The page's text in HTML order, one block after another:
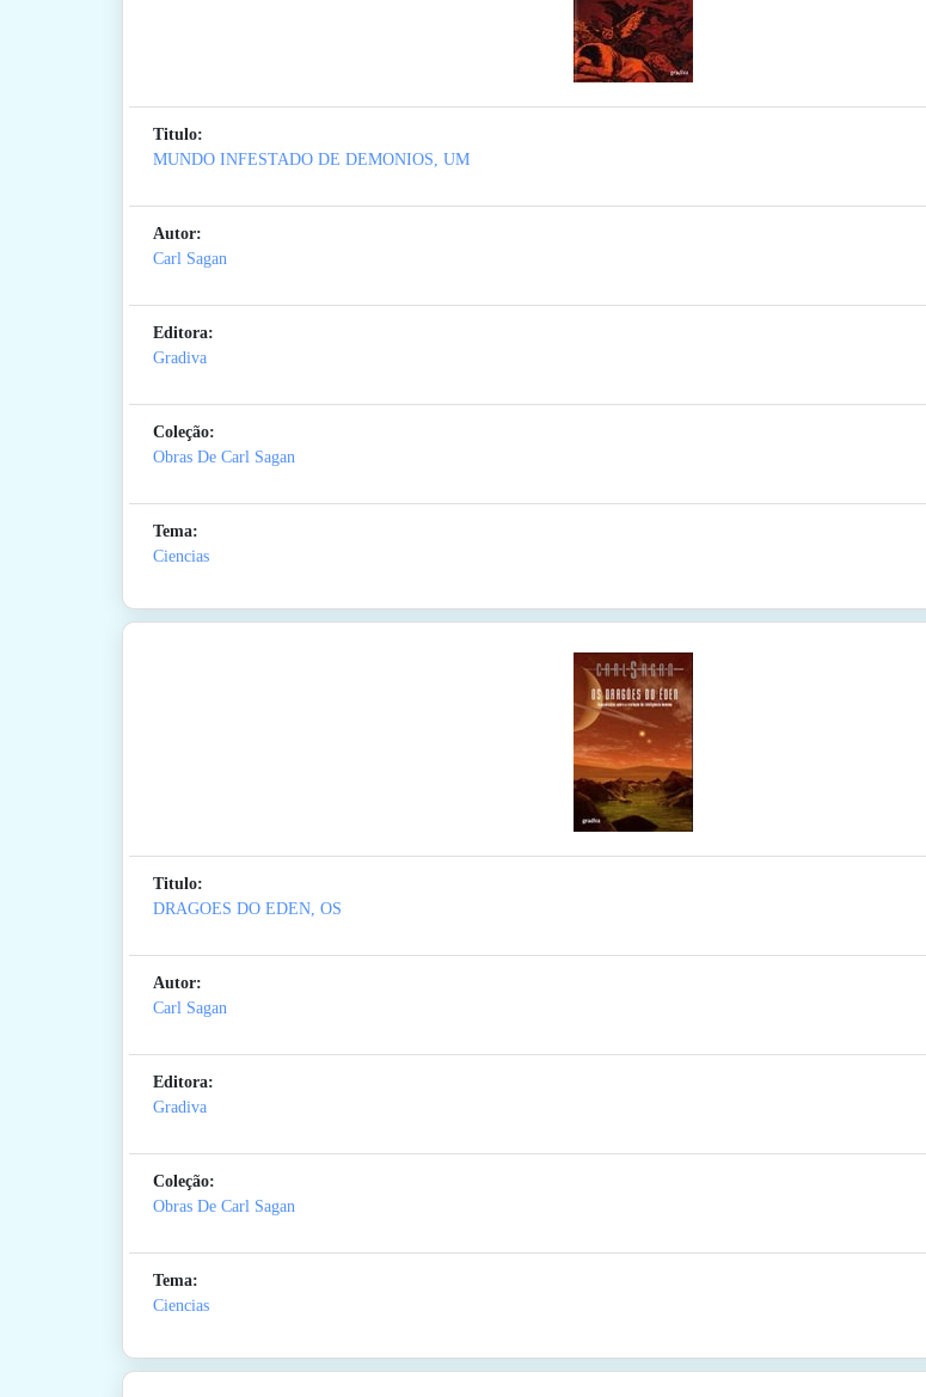
Titulo:
MUNDO INFESTADO DE DEMONIOS, UM
Autor:
Carl Sagan
Editora:
Gradiva
Coleção:
Obras De Carl Sagan
Tema:
Ciencias
Titulo:
DRAGOES DO EDEN, OS
Autor:
Carl Sagan
Editora:
Gradiva
Coleção:
Obras De Carl Sagan
Tema:
Ciencias